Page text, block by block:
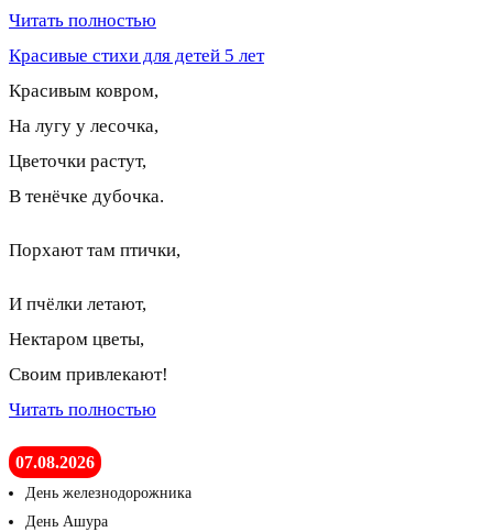
Читать полностью
Красивые стихи для детей 5 лет
Красивым ковром,
На лугу у лесочка,
Цветочки растут,
В тенёчке дубочка.
Порхают там птички,
И пчёлки летают,
Нектаром цветы,
Своим привлекают!
Читать полностью
07.08.2026
День железнодорожника
День Ашура